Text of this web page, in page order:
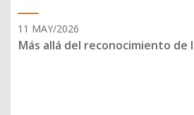
11 MAY/2026
Más allá del reconocimiento de